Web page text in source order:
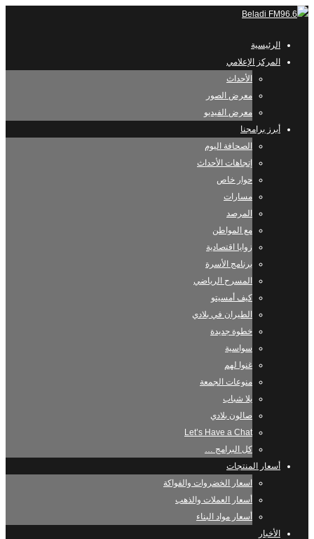
الرئيسية
المركز الإعلامي
الأحداث
معرض الصور
معرض الفيديو
أبرز برامجنا
الصحافة اليوم
إتجاهات الأحداث
حوار خاص
مسارات
المرصد
مع المواطن
زوايا اقتصادية
برنامج الأسرة
المسرح الرياضي
كيف أمسيتو
الطيران في بلادي
خطوة جديدة
سواسية
غنوا لهم
منوعات الجمعة
يلا شباب
صالون بلادي
Let’s Have a Chat
كل البرامج …
أسعار المنتجات
اسعار الخضروات والفواكة
أسعار العملات والذهب
أسعار مواد البناء
الأخبار